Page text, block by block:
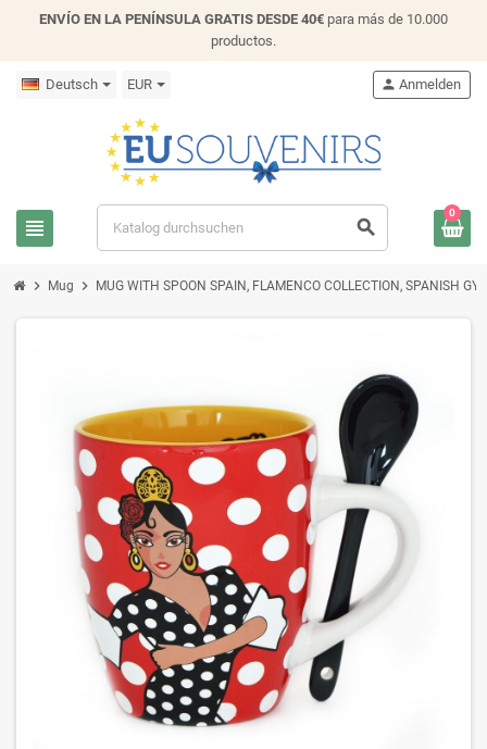
ENVÍO EN LA PENÍNSULA GRATIS DESDE 40€ para más de 10.000
productos.
Deutsch EUR
view_headline search
person Anmelden
0
chevron_right Mug chevron_right MUG WITH SPOON SPAIN, FLAMENCO COLLECTION, SPANISH